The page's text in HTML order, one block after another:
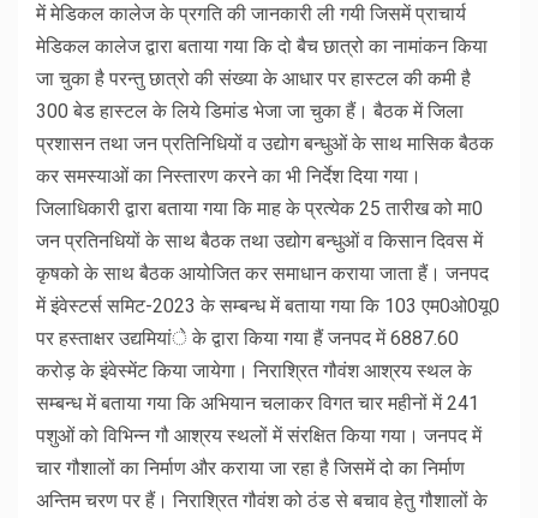
में मेडिकल कालेज के प्रगति की जानकारी ली गयी जिसमें प्राचार्य
मेडिकल कालेज द्वारा बताया गया कि दो बैच छात्रो का नामांकन किया
जा चुका है परन्तु छात्रो की संख्या के आधार पर हास्टल की कमी है
300 बेड हास्टल के लिये डिमांड भेजा जा चुका हैं। बैठक में जिला
प्रशासन तथा जन प्रतिनिधियों व उद्योग बन्धुओं के साथ मासिक बैठक
कर समस्याओं का निस्तारण करने का भी निर्देश दिया गया।
जिलाधिकारी द्वारा बताया गया कि माह के प्रत्येक 25 तारीख को मा0
जन प्रतिनधियों के साथ बैठक तथा उद्योग बन्धुओं व किसान दिवस में
कृषको के साथ बैठक आयोजित कर समाधान कराया जाता हैं। जनपद
में इंवेस्टर्स समिट-2023 के सम्बन्ध में बताया गया कि 103 एम0ओ0यू0
पर हस्ताक्षर उद्यमियांे के द्वारा किया गया हैं जनपद में 6887.60
करोड़ के इंवेस्मेंट किया जायेगा। निराश्रित गौवंश आश्रय स्थल के
सम्बन्ध में बताया गया कि अभियान चलाकर विगत चार महीनों में 241
पशुओं को विभिन्न गौ आश्रय स्थलों में संरक्षित किया गया। जनपद में
चार गौशालों का निर्माण और कराया जा रहा है जिसमें दो का निर्माण
अन्तिम चरण पर हैं। निराश्रित गौवंश को ठंड से बचाव हेतु गौशालों के